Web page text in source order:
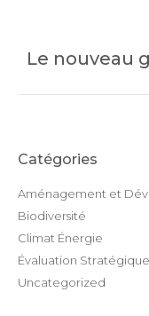
Le nouveau
Catégories
Aménagement et
Biodiversité
Climat Énergie
Évaluation Stratégique
Uncategorized